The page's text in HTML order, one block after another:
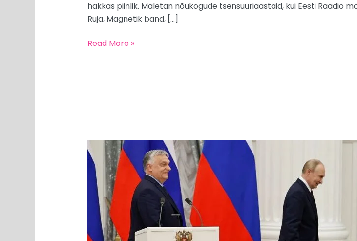
hakkas piinlik. Mäletan nõukogude tsensuuriaastaid, kui Eesti Raadio
Ruja, Magnetik band, […]
Read More »
MEEDIAVALVUR:
Venemaa
lõvi
hiire
kakand